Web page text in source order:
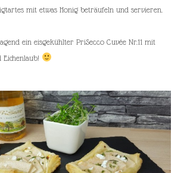
mit etwas Honig beträufeln und servieren.
ein eisgekühlter PriSecco Cuvée Nr.11 mit